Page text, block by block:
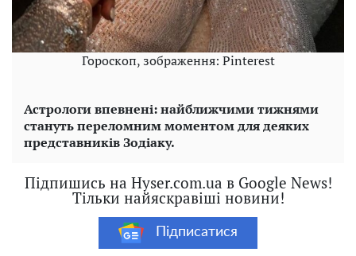
Гороскоп, зображення: Pinterest
Астрологи впевнені: найближчими тижнями
стануть переломним моментом для деяких
представників Зодіаку.
Підпишись на Hyser.com.ua в Google News!
Тільки найяскравіші новини!
Підписатися